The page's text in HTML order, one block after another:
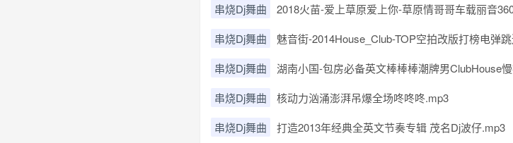
串烧Dj舞曲 2018火苗-爱上草原爱上你-草原情哥哥车载丽音
串烧Dj舞曲 魅音街-2014House_Club-TOP空拍改版打榜电弹跳迷冠
串烧Dj舞曲 湖南小国-包房必备英文棒棒棒潮牌男ClubHouse
串烧Dj舞曲 核动力汹涌澎湃吊爆全场咚咚咚.mp3
串烧Dj舞曲 打造2013年经典全英文节奏专辑 茂名Dj波仔.mp3